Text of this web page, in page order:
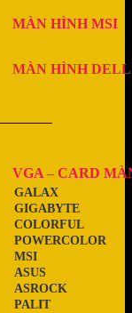
MÀN HÌNH MSI
MÀN HÌNH DELL
VGA – CARD
PALIT
ASROCK
ASUS
MSI
POWERCOLOR
COLORFUL
GIGABYTE
GALAX